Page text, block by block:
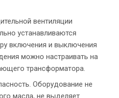
вентиляции
устанавливаются
включения и выключения
можно настраивать на
трансформатора.
Оборудование не
масла, не выделяет